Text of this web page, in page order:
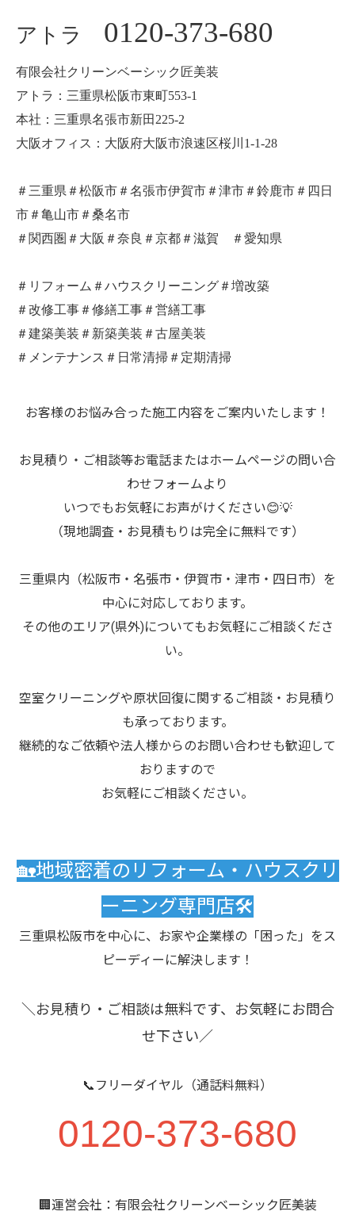
アトラ 0120-373-680
有限会社クリーンベーシック匠美装
アトラ：三重県松阪市東町553-1
本社：三重県名張市新田225-2
大阪オフィス：大阪府大阪市浪速区桜川1-1-28
＃三重県＃松阪市＃名張市伊賀市＃津市＃鈴鹿市＃四日
市＃亀山市＃桑名市
＃関西圏＃大阪＃奈良＃京都＃滋賀 ＃愛知県
＃リフォーム＃ハウスクリーニング＃増改築
＃改修工事＃修繕工事＃営繕工事
＃建築美装＃新築美装＃古屋美装
＃メンテナンス＃日常清掃＃定期清掃
お客様のお悩み合った施工内容をご案内いたします！
お見積り・ご相談等お電話またはホームページの問い合
わせフォームより
いつでもお気軽にお声がけください😊💡
（現地調査・お見積もりは完全に無料です）
三重県内（松阪市・名張市・伊賀市・津市・四日市）を
中心に対応しております。
その他のエリア(県外)についてもお気軽にご相談くださ
い。
空室クリーニングや原状回復に関するご相談・お見積り
も承っております。
継続的なご依頼や法人様からのお問い合わせも歓迎して
おりますので
お気軽にご相談ください。
🏡地域密着のリフォーム・ハウスクリ
ーニング専門店🛠️
三重県松阪市を中心に、お家や企業様の「困った」をス
ピーディーに解決します！
＼お見積り・ご相談は無料です、お気軽にお問合
せ下さい／
📞フリーダイヤル（通話料無料）
0120-373-680
🏢運営会社：有限会社クリーンベーシック匠美装